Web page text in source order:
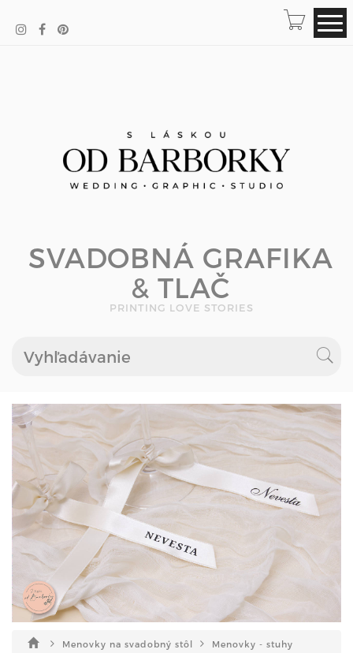
SVADOBNÁ GRAFIKA
& TLAČ
PRINTING LOVE STORIES
Menovky na svadobný stôl Menovky - stuhy